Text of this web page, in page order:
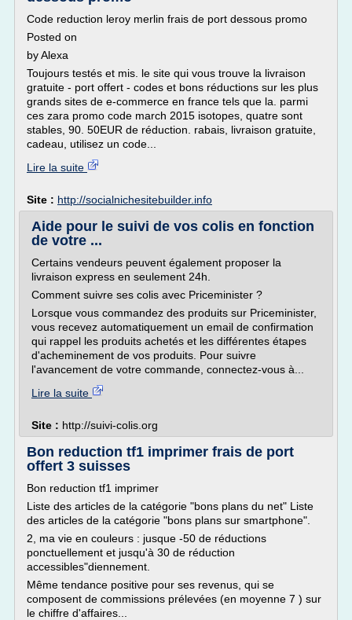
Code reduction leroy merlin frais de port dessous promo
Posted on
by Alexa
Toujours testés et mis. le site qui vous trouve la livraison
gratuite - port offert - codes et bons réductions sur les plus
grands sites de e-commerce en france tels que la. parmi
ces zara promo code march 2015 isotopes, quatre sont
stables, 90. 50EUR de réduction. rabais, livraison gratuite,
cadeau, utilisez un code...
Lire la suite
Site : http://socialnichesitebuilder.info
Aide pour le suivi de vos colis en fonction
de votre ...
Certains vendeurs peuvent également proposer la
livraison express en seulement 24h.
Comment suivre ses colis avec Priceminister ?
Lorsque vous commandez des produits sur Priceminister,
vous recevez automatiquement un email de confirmation
qui rappel les produits achetés et les différentes étapes
d'acheminement de vos produits. Pour suivre
l'avancement de votre commande, connectez-vous à...
Lire la suite
Site : http://suivi-colis.org
Bon reduction tf1 imprimer frais de port
offert 3 suisses
Bon reduction tf1 imprimer
Liste des articles de la catégorie "bons plans du net" Liste
des articles de la catégorie "bons plans sur smartphone".
2, ma vie en couleurs : jusque -50 de réductions
ponctuellement et jusqu'à 30 de réduction
accessibles"diennement.
Même tendance positive pour ses revenus, qui se
composent de commissions prélevées (en moyenne 7 ) sur
le chiffre d'affaires...